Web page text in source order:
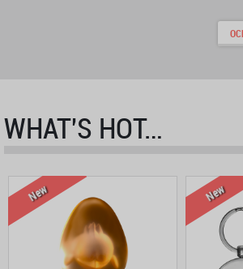
WHAT'S HOT…
New New